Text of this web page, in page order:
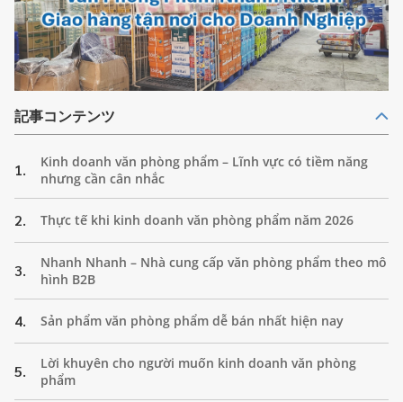
記事コンテンツ
1.
Kinh doanh văn phòng phẩm – Lĩnh vực có tiềm năng
nhưng cần cân nhắc
2. Thực tế khi kinh doanh văn phòng phẩm năm 2026
3.
Nhanh Nhanh – Nhà cung cấp văn phòng phẩm theo mô
hình B2B
4. Sản phẩm văn phòng phẩm dễ bán nhất hiện nay
5.
Lời khuyên cho người muốn kinh doanh văn phòng
phẩm